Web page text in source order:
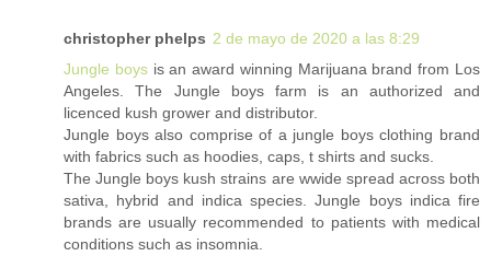
christopher phelps 2 de mayo de 2020 a las 8:29
Jungle boysis an award winning Marijuana brand from Los
Angeles. The Jungle boys farm is an authorized and
licenced kush grower and distributor.
Jungle boys also comprise of a jungle boys clothing brand
with fabrics such as hoodies, caps, t shirts and sucks.
The Jungle boys kush strains are wwide spread across both
sativa, hybrid and indica species. Jungle boys indica fire
brands are usually recommended to patients with medical
conditions such as insomnia.